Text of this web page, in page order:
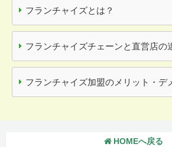
フランチャイズとは？
フランチャイズチェーンと直営店の
フランチャイズ加盟のメリット・デ
HOMEへ戻る